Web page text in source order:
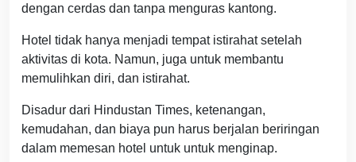
dengan cerdas dan tanpa menguras kantong.
Hotel tidak hanya menjadi tempat istirahat setelah
aktivitas di kota. Namun, juga untuk membantu
memulihkan diri, dan istirahat.
Disadur dari Hindustan Times, ketenangan,
kemudahan, dan biaya pun harus berjalan beriringan
dalam memesan hotel untuk untuk menginap.